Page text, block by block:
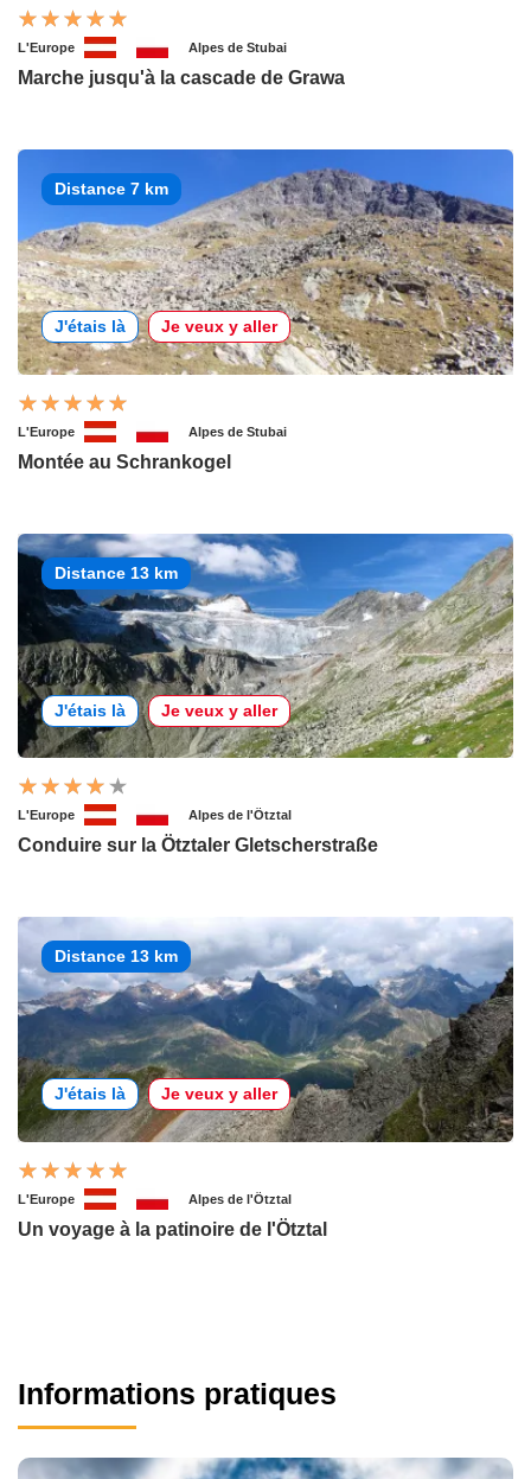
L'Europe Alpes de Stubai
Marche jusqu'à la cascade de Grawa
Distance 7 km
J'étais là Je veux y aller
L'Europe Alpes de Stubai
Montée au Schrankogel
Distance 13 km
J'étais là Je veux y aller
L'Europe Alpes de l'Ötztal
Conduire sur la Ötztaler Gletscherstraße
Distance 13 km
J'étais là Je veux y aller
L'Europe Alpes de l'Ötztal
Un voyage à la patinoire de l'Ötztal
Informations pratiques